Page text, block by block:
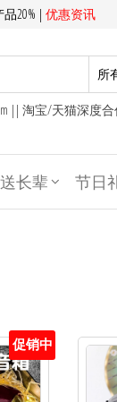
20% | 优惠资讯
|| 淘宝/天猫深度
送长辈 节日
促销中